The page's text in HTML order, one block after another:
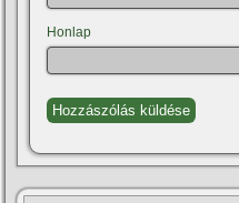
Honlap